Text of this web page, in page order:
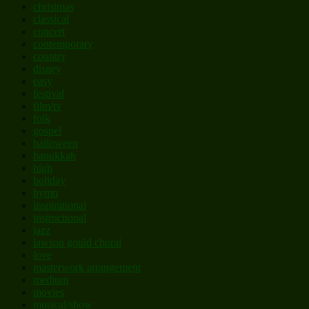
christmas
classical
concert
contemporary
country
disney
easy
festival
film/tv
folk
gospel
halloween
hanukkah
high
holiday
hymn
inspirational
instructional
jazz
lawson gould choral
love
masterwork arrangement
medium
movies
musical/show